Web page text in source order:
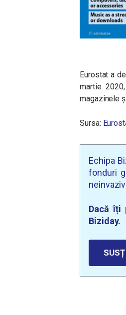
Eurostat a
martie
magazinele
Sursa:
Echipa
fonduri
Dacă îți
Biziday.